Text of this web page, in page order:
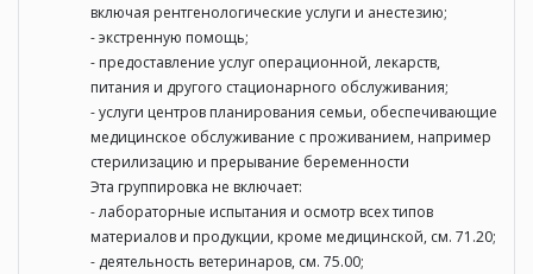
включая рентгенологические услуги и анестезию;
- экстренную помощь;
- предоставление услуг операционной, лекарств,
питания и другого стационарного обслуживания;
- услуги центров планирования семьи, обеспечивающие
медицинское обслуживание с проживанием, например
стерилизацию и прерывание беременности
Эта группировка не включает:
- лабораторные испытания и осмотр всех типов
материалов и продукции, кроме медицинской, см. 71.20;
- деятельность ветеринаров, см. 75.00;